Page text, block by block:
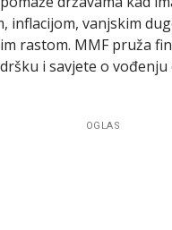
inflacijom, vanjskim
rastom. MMF pruža
i savjete o
OGLAS